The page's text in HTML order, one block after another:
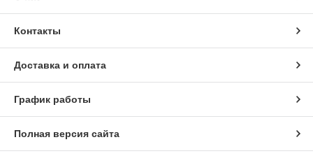
Контакты
Доставка и оплата
График работы
Полная версия сайта